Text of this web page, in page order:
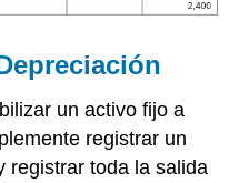
un activo fijo a
registrar un
registrar toda la salida